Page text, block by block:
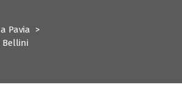
Pavia >
Bellini